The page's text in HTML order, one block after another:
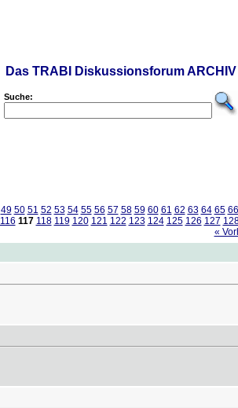
Das TRABI Diskussionsforum ARCHIV
Suche:
49 50 51 52 53 54 55 56 57 58 59 60 61 62 63 64 65 66
116 117 118 119 120 121 122 123 124 125 126 127
«